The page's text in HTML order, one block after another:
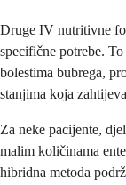
Druge IV nutritivne
specifične potrebe.
bolestima bubrega,
stanjima koja
Za neke pacijente,
malim količinama
hibridna metoda